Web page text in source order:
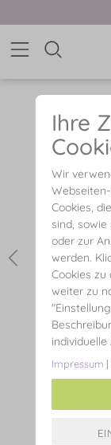
Ihre
Wir
Cookies,
sind,
oder zur
werden.
Cookies
weiter zu
Impressum |